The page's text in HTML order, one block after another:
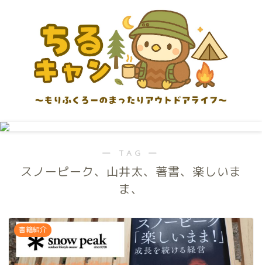
― TAG ―
スノーピーク、山井太、著書、楽しいま
ま、
書籍紹介